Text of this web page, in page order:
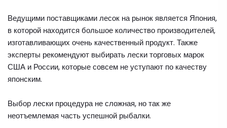
Ведущими поставщиками лесок на рынок является Япония,
в которой находится большое количество производителей,
изготавливающих очень качественный продукт. Также
эксперты рекомендуют выбирать лески торговых марок
США и России, которые совсем не уступают по качеству
японским.
Выбор лески процедура не сложная, но так же
неотъемлемая часть успешной рыбалки.